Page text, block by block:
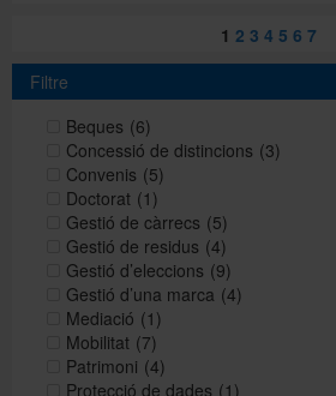
Filtre
Beques (6)
Concessió de distincions (3)
Convenis (5)
Doctorat (1)
Gestió de càrrecs (5)
Gestió de residus (4)
Gestió d’eleccions (9)
Gestió d’una marca (4)
Mediació (1)
Mobilitat (7)
Patrimoni (4)
Protecció de dades (1)
1 2 3 4 5 6 7